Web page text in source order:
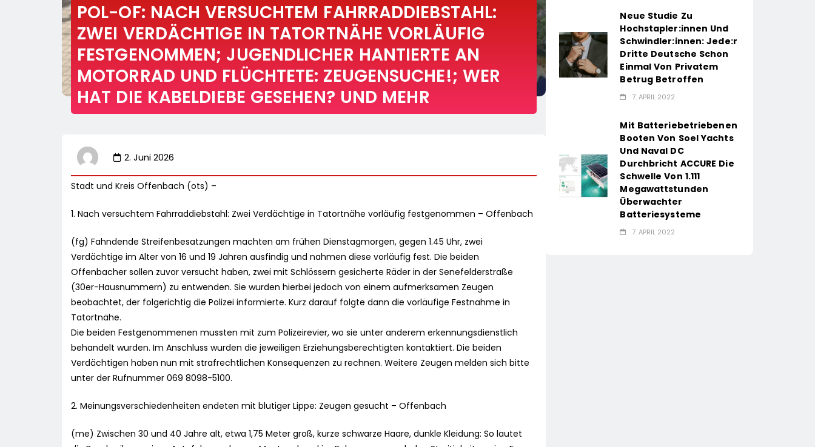
POL-OF: NACH VERSUCHTEM FAHRRADDIEBSTAHL:
ZWEI VERDÄCHTIGE IN TATORTNÄHE VORLÄUFIG
FESTGENOMMEN; JUGENDLICHER HANTIERTE AN
MOTORRAD UND FLÜCHTETE: ZEUGENSUCHE!; WER
HAT DIE KABELDIEBE GESEHEN? UND MEHR
2. Juni 2026
Stadt und Kreis Offenbach (ots) –
1. Nach versuchtem Fahrraddiebstahl: Zwei Verdächtige in Tatortnähe vorläufig festgenommen – Offenbach
(fg) Fahndende Streifenbesatzungen machten am frühen Dienstagmorgen, gegen 1.45 Uhr, zwei
Verdächtige im Alter von 16 und 19 Jahren ausfindig und nahmen diese vorläufig fest. Die beiden
Offenbacher sollen zuvor versucht haben, zwei mit Schlössern gesicherte Räder in der Senefelderstraße
(30er-Hausnummern) zu entwenden. Sie wurden hierbei jedoch von einem aufmerksamen Zeugen
beobachtet, der folgerichtig die Polizei informierte. Kurz darauf folgte dann die vorläufige Festnahme in
Tatortnähe.
Die beiden Festgenommenen mussten mit zum Polizeirevier, wo sie unter anderem erkennungsdienstlich
behandelt wurden. Im Anschluss wurden die jeweiligen Erziehungsberechtigten kontaktiert. Die beiden
Verdächtigen haben nun mit strafrechtlichen Konsequenzen zu rechnen. Weitere Zeugen melden sich bitte
unter der Rufnummer 069 8098-5100.
2. Meinungsverschiedenheiten endeten mit blutiger Lippe: Zeugen gesucht – Offenbach
(me) Zwischen 30 und 40 Jahre alt, etwa 1,75 Meter groß, kurze schwarze Haare, dunkle Kleidung: So lautet
Neue Studie Zu
Hochstapler:innen Und
Schwindler:innen: Jede:r
Dritte Deutsche Schon
Einmal Von Privatem
Betrug Betroffen
7. APRIL 2022
Mit Batteriebetriebenen
Booten Von Soel Yachts
Und Naval DC
Durchbricht ACCURE Die
Schwelle Von 1.111
Megawattstunden
Überwachter
Batteriesysteme
7. APRIL 2022